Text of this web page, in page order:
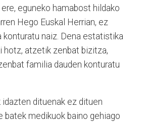
eguneko hamabost hildako
Hego Euskal Herrian, ez
konturatu naiz. Dena estatistika
hotz, atzetik zenbat bizitza,
familia dauden konturatu
idazten dituenak ez dituen
batek medikuok baino gehiago